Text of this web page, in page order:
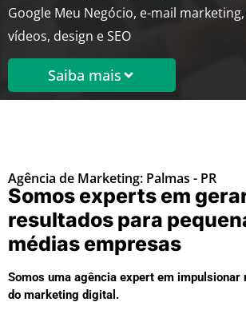
Google Meu Negócio, e-mail
vídeos, design e SEO
Saiba mais
Agência de Marketing: Palmas - PR
Somos experts em
resultados para
médias empresas
Somos uma agência expert em impulsionar
do marketing digital.